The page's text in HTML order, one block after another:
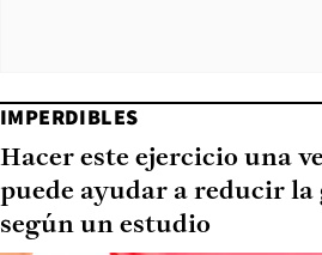
IMPERDIBLES
Hacer este ejercicio una
puede ayudar a reducir
según un estudio